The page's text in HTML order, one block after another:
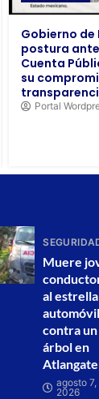
Gobierno
postura
Cuenta
su
Portal
Muere
al
automóvil
contra un
árbol en
agosto 7,
2026